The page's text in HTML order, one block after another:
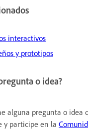
interactivos
y prototipos
o idea?
alguna pregunta o idea
y participe en la